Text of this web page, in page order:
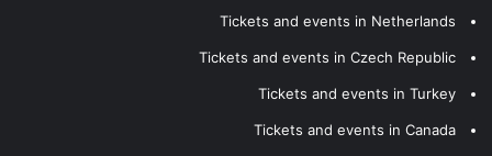
Tickets and events in Netherlands
Tickets and events in Czech Republic
Tickets and events in Turkey
Tickets and events in Canada